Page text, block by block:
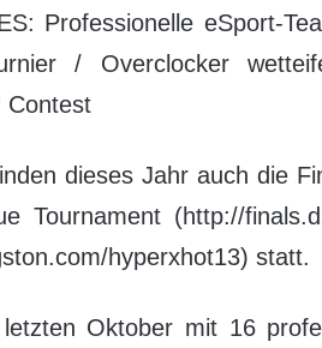
Professionelle eSport-
/ Overclocker
Contest
dieses Jahr auch die
Tournament (http://
hyperxhot13) statt.
Oktober mit 16